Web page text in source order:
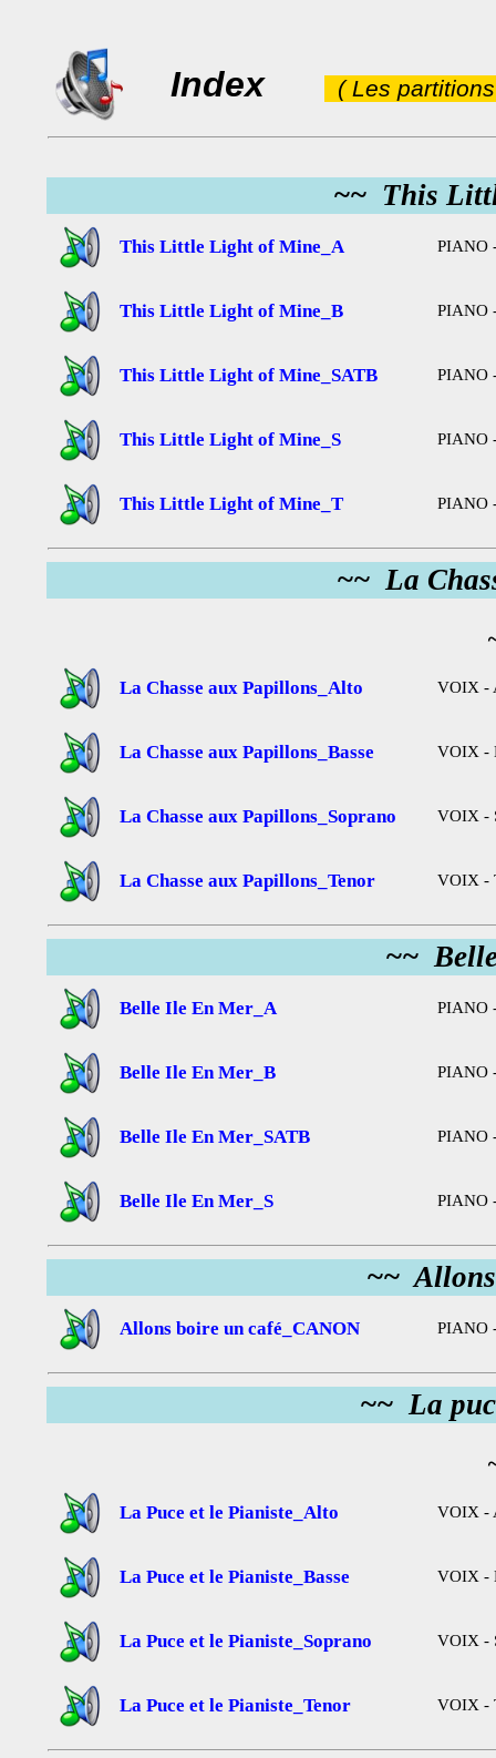
Index ( Les
~~ This
This Little Light of Mine_A PIANO
This Little Light of Mine_B PIANO
This Little Light of Mine_SATB PIANO
This Little Light of Mine_S PIANO
This Little Light of Mine_T PIANO
~~ La
La Chasse aux Papillons_Alto VOIX -
La Chasse aux Papillons_Basse VOIX -
La Chasse aux Papillons_Soprano VOIX -
La Chasse aux Papillons_Tenor VOIX -
~~
Belle Ile En Mer_A PIANO
Belle Ile En Mer_B PIANO
Belle Ile En Mer_SATB PIANO
Belle Ile En Mer_S PIANO
~~
Allons boire un café_CANON PIANO
~~ La
La Puce et le Pianiste_Alto VOIX -
La Puce et le Pianiste_Basse VOIX -
La Puce et le Pianiste_Soprano VOIX -
La Puce et le Pianiste_Tenor VOIX -